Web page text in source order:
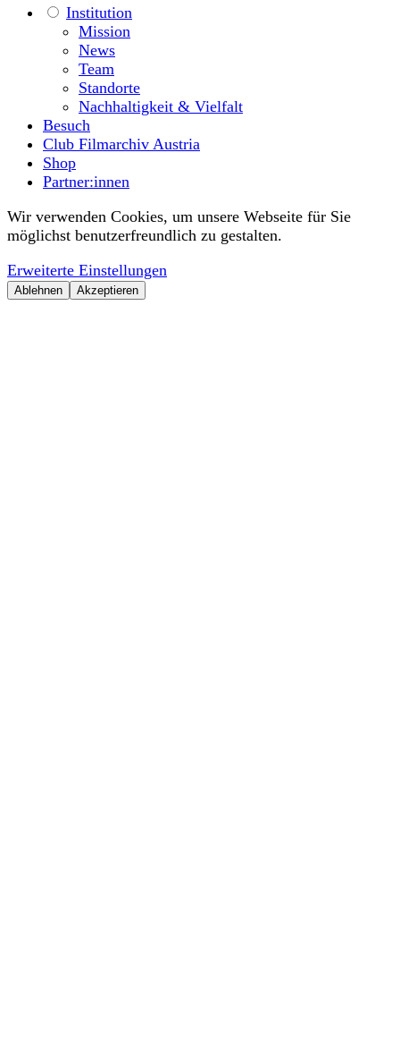
Institution
Mission
News
Team
Standorte
Nachhaltigkeit & Vielfalt
Besuch
Club Filmarchiv Austria
Shop
Partner:innen
Wir verwenden Cookies, um unsere Webseite für Sie
möglichst benutzerfreundlich zu gestalten.
Erweiterte Einstellungen
Ablehnen Akzeptieren